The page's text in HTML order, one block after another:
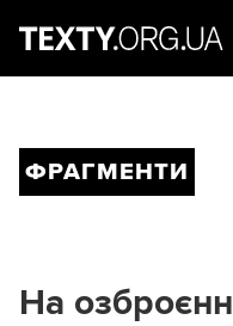
ФРАГМЕНТИ
На